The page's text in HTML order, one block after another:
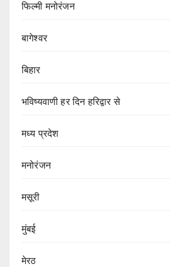
फिल्मी मनोरंजन
बागेश्वर
बिहार
भविष्यवाणी हर दिन हरिद्वार से
मध्य प्रदेश
मनोरंजन
मसूरी
मुंबई
मेरठ